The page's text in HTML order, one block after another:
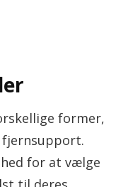
former,
fjernsupport.
for at vælge